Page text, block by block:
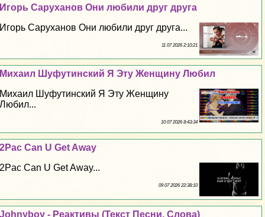
Игорь Саруханов Они любили друг друга
Игорь Саруханов Они любили друг друга...
11 07 2026 2:10:21
Михаил Шуфутинский Я Эту Женщину Любил
Михаил Шуфутинский Я Эту Женщину
Любил...
10 07 2026 8:43:34
2Pac Can U Get Away
2Pac Can U Get Away...
09 07 2026 22:38:10
Johnyboy - Реактивы (Текст Песни, Слова)